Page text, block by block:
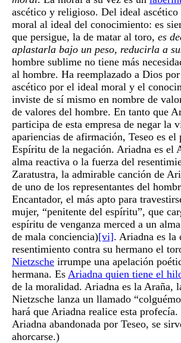
ascético y religioso. Del ideal
moral al ideal del conocimiento: es
que persigue, la de matar al toro, es
aplastarla bajo un peso, reducirla a
hombre sublime no tiene más
al hombre. Ha reemplazado a Dios
ascético por el ideal moral y el
inviste de sí mismo en nombre de
de valores del hombre. En tanto que
participa de esta empresa de negar la
apariencias de afirmación, Teseo es el
Espíritu de la negación. Ariadna es el
alma reactiva o la fuerza del
Zaratustra, la admirable canción de
de uno de los representantes del
Encantador, el más apto para
mujer, “penitente del espíritu”, que
espíritu de venganza merced a un
de mala conciencia)[vi]. Ariadna es la
resentimiento contra su hermano el
Nietzsche irrumpe una apelación
hermana. Es Ariadna quien tiene el
de la moralidad. Ariadna es la Araña,
Nietzsche lanza un llamado
hará que Ariadna realice esta
Ariadna abandonada por Teseo, se
ahorcarse.)